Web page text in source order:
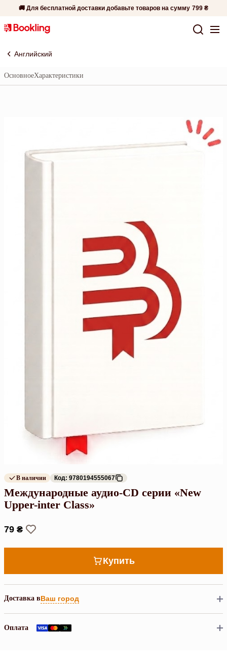
🚚 Для бесплатной доставки добавьте товаров на сумму 799 ₴
Английский
ОсновноеХарактеристики
В наличии Код: 9780194555067
Международные аудио-CD серии «New
Upper-inter Class»
79 ₴
Купить
Доставка вВаш город
Оплата